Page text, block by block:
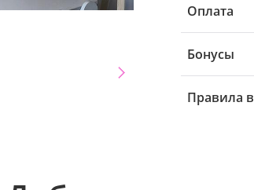
Оплата
Бонусы
Правила